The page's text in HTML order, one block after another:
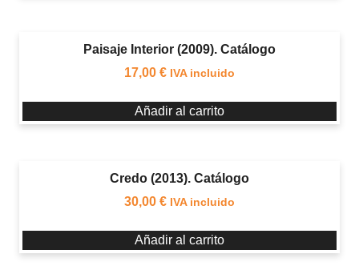
Paisaje Interior (2009). Catálogo
17,00 € IVA incluido
Añadir al carrito
Credo (2013). Catálogo
30,00 € IVA incluido
Añadir al carrito